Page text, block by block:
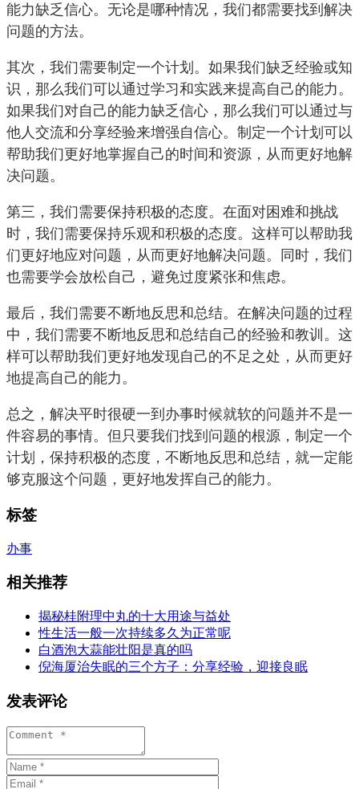
能力缺乏信心。无论是哪种情况，我们都需要找到解决
问题的方法。
其次，我们需要制定一个计划。如果我们缺乏经验或知
识，那么我们可以通过学习和实践来提高自己的能力。
如果我们对自己的能力缺乏信心，那么我们可以通过与
他人交流和分享经验来增强自信心。制定一个计划可以
帮助我们更好地掌握自己的时间和资源，从而更好地解
决问题。
第三，我们需要保持积极的态度。在面对困难和挑战
时，我们需要保持乐观和积极的态度。这样可以帮助我
们更好地应对问题，从而更好地解决问题。同时，我们
也需要学会放松自己，避免过度紧张和焦虑。
最后，我们需要不断地反思和总结。在解决问题的过程
中，我们需要不断地反思和总结自己的经验和教训。这
样可以帮助我们更好地发现自己的不足之处，从而更好
地提高自己的能力。
总之，解决平时很硬一到办事时候就软的问题并不是一
件容易的事情。但只要我们找到问题的根源，制定一个
计划，保持积极的态度，不断地反思和总结，就一定能
够克服这个问题，更好地发挥自己的能力。
标签
办事
相关推荐
揭秘桂附理中丸的十大用途与益处
性生活一般一次持续多久为正常呢
白酒泡大蒜能壮阳是真的吗
倪海厦治失眠的三个方子：分享经验，迎接良眠
发表评论